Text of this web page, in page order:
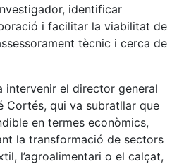
identificar
i facilitar la viabilitat de
tècnic i cerca de
intervenir el director general
Cortés, qui va subratllar que
en termes econòmics,
la transformació de sectors
l’agroalimentari o el calçat,